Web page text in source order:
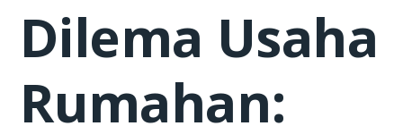
Dilema Usaha
Rumahan: